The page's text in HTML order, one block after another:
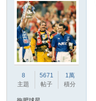
8
主題
5671
帖子
1萬
積分